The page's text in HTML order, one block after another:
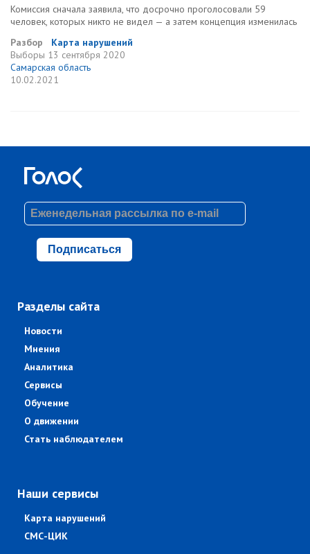
Комиссия сначала заявила, что досрочно проголосовали 59
человек, которых никто не видел — а затем концепция изменилась
Разбор
Карта нарушений
Выборы 13 сентября 2020
Самарская область
10.02.2021
Подписаться
Разделы сайта
Новости
Мнения
Аналитика
Сервисы
Обучение
О движении
Стать наблюдателем
Наши сервисы
Карта нарушений
СМС-ЦИК